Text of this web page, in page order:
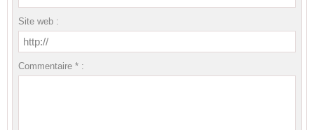
Site web :
Commentaire * :